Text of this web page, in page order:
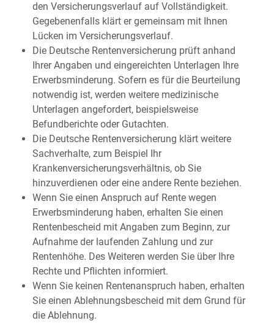
den Versicherungsverlauf auf Vollständigkeit.
Gegebenenfalls klärt er gemeinsam mit Ihnen
Lücken im Versicherungsverlauf.
Die Deutsche Rentenversicherung prüft anhand
Ihrer Angaben und eingereichten Unterlagen Ihre
Erwerbsminderung. Sofern es für die Beurteilung
notwendig ist, werden weitere medizinische
Unterlagen angefordert, beispielsweise
Befundberichte oder Gutachten.
Die Deutsche Rentenversicherung klärt weitere
Sachverhalte, zum Beispiel Ihr
Krankenversicherungsverhältnis, ob Sie
hinzuverdienen oder eine andere Rente beziehen.
Wenn Sie einen Anspruch auf Rente wegen
Erwerbsminderung haben, erhalten Sie einen
Rentenbescheid mit Angaben zum Beginn, zur
Aufnahme der laufenden Zahlung und zur
Rentenhöhe. Des Weiteren werden Sie über Ihre
Rechte und Pflichten informiert.
Wenn Sie keinen Rentenanspruch haben, erhalten
Sie einen Ablehnungsbescheid mit dem Grund für
die Ablehnung.